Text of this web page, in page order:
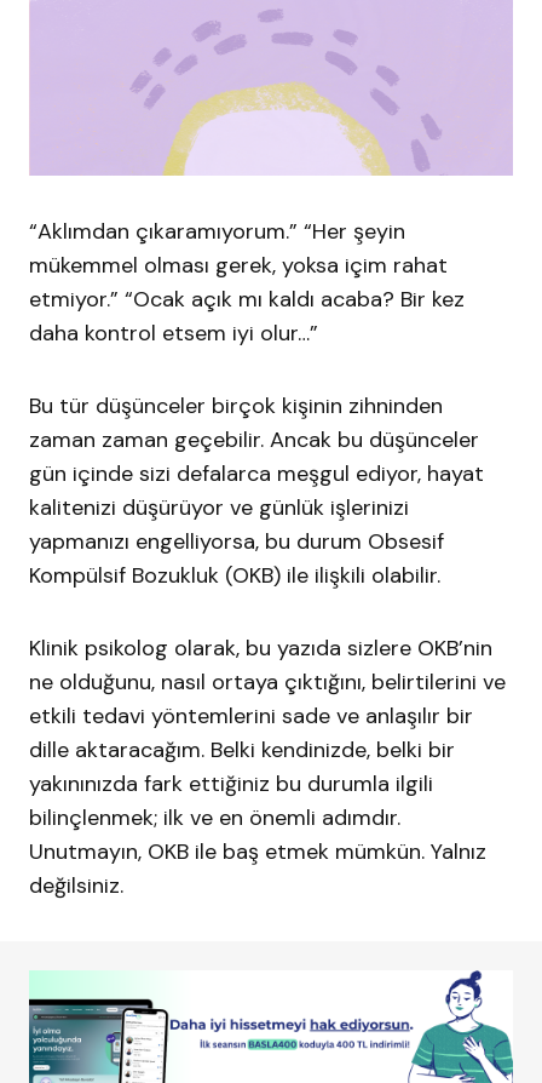
“Aklımdan çıkaramıyorum.” “Her şeyin
mükemmel olması gerek, yoksa içim rahat
etmiyor.” “Ocak açık mı kaldı acaba? Bir kez
daha kontrol etsem iyi olur…”
Bu tür düşünceler birçok kişinin zihninden
zaman zaman geçebilir. Ancak bu düşünceler
gün içinde sizi defalarca meşgul ediyor, hayat
kalitenizi düşürüyor ve günlük işlerinizi
yapmanızı engelliyorsa, bu durum Obsesif
Kompülsif Bozukluk (OKB) ile ilişkili olabilir.
Klinik psikolog olarak, bu yazıda sizlere OKB’nin
ne olduğunu, nasıl ortaya çıktığını, belirtilerini ve
etkili tedavi yöntemlerini sade ve anlaşılır bir
dille aktaracağım. Belki kendinizde, belki bir
yakınınızda fark ettiğiniz bu durumla ilgili
bilinçlenmek; ilk ve en önemli adımdır.
Unutmayın, OKB ile baş etmek mümkün. Yalnız
değilsiniz.